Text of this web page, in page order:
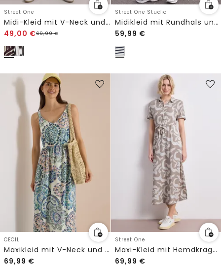
Street One
Midi-Kleid mit V-Neck und Print
49,00 €69,99€
Street One Studio
Midikleid mit Rundhals und Streifen
59,99 €
CECIL
Maxikleid mit V-Neck und Print
69,99 €
Street One
Maxi-Kleid mit Hemdkragen und Print
69,99 €